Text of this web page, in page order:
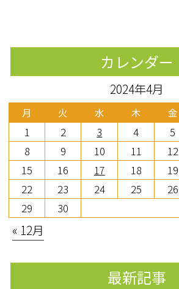
カレンダー
2024年4月
月 火 水 木 金
1 2 3 4 5
8
9 10 11 12
15
16 17 18 19
22
23 24 25 26
29
30
« 12月
最新記事